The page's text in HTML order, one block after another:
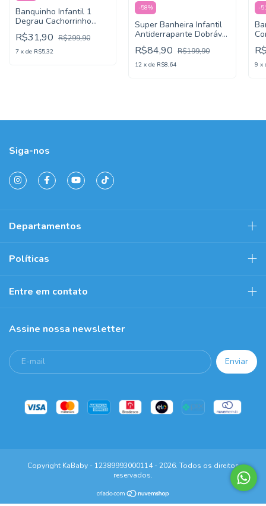
Banquinho Infantil 1
Degrau Cachorrinho
Azul kababy
R$31,90 R$299,90
7 x de R$5,32
-58%
Super Banheira Infantil
Antiderrapante Dobrável
Kababy Rosa
R$84,90 R$199,90
12 xde R$8,64
-
9 x
Siga-nos
Departamentos
Políticas
Entre em contato
Assine nossa newsletter
Copyright KaBaby - 12389993000114 - 2026. Todos os direitos
reservados.